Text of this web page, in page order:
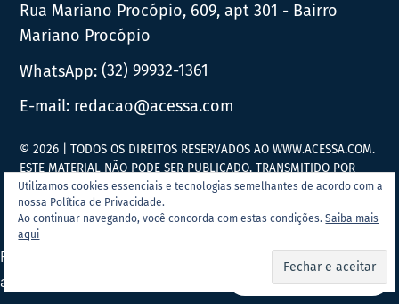
Rua Mariano Procópio, 609, apt 301 - Bairro
Mariano Procópio
WhatsApp:(32) 99932-1361
E-mail: redacao@acessa.com
Utilizamos cookies essenciais e tecnologias semelhantes de acordo com a
nossa Política de Privacidade.
Ao continuar navegando, você concorda com estas condições.Saiba mais
aqui
© 2026 | TODOS OS DIREITOS RESERVADOS AO WWW.ACESSA.COM.
ESTE MATERIAL NÃO PODE SER PUBLICADO, TRANSMITIDO POR
BROADCAST, REESCRITO OU REDISTRIBUÍDO SEM PRÉVIA
AUTORIZAÇÃO.
Portal Acessa.com é
associado ao